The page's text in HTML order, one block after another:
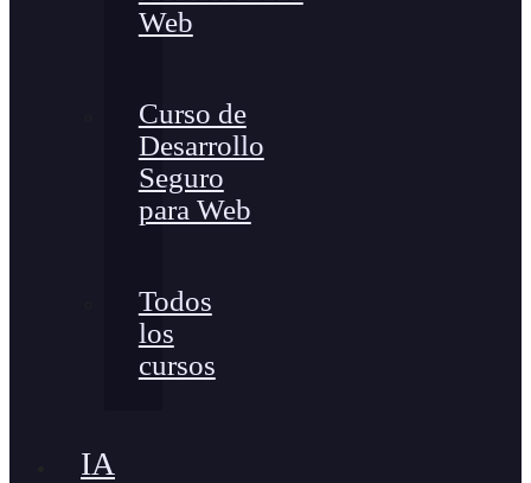
Web
Curso de
Desarrollo
Seguro
para Web
Todos
los
cursos
IA